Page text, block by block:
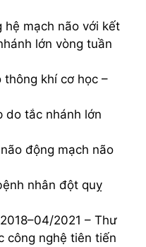
hệ mạch não với kết
lớn vòng tuần
khí cơ học –
do tắc nhánh lớn
động mạch não
nhân đột quỵ
2021 – Thư
công nghệ tiên tiến